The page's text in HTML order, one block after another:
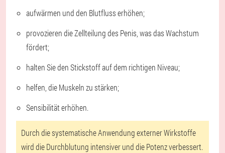
aufwärmen und den Blutfluss erhöhen;
provozieren die Zellteilung des Penis, was das Wachstum
fördert;
halten Sie den Stickstoff auf dem richtigen Niveau;
helfen, die Muskeln zu stärken;
Sensibilität erhöhen.
Durch die systematische Anwendung externer Wirkstoffe
wird die Durchblutung intensiver und die Potenz verbessert.